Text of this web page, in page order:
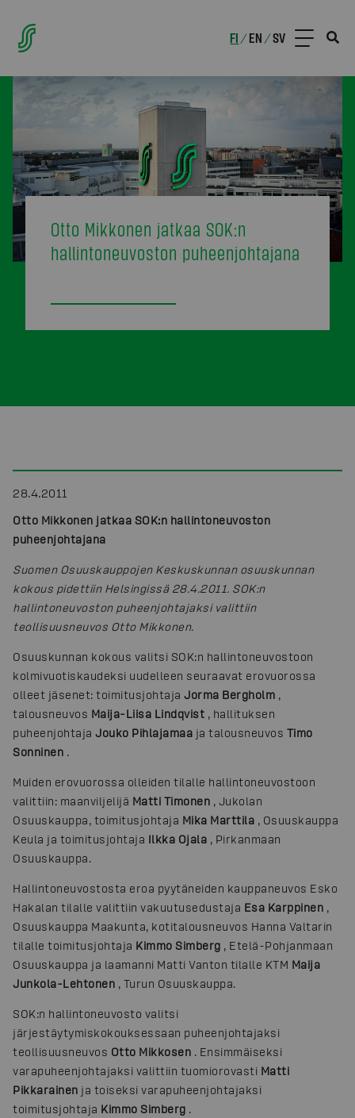
FI /EN /SV
Otto Mikkonen jatkaa SOK:n
hallintoneuvoston puheenjohtajana
28.4.2011
Otto Mikkonen jatkaa SOK:n hallintoneuvoston
puheenjohtajana
Suomen Osuuskauppojen Keskuskunnan osuuskunnan
kokous pidettiin Helsingissä 28.4.2011. SOK:n
hallintoneuvoston puheenjohtajaksi valittiin
teollisuusneuvos Otto Mikkonen.
Osuuskunnan kokous valitsi SOK:n hallintoneuvostoon
kolmivuotiskaudeksi uudelleen seuraavat erovuorossa
olleet jäsenet: toimitusjohtaja Jorma Bergholm ,
talousneuvos Maija-Liisa Lindqvist , hallituksen
puheenjohtaja Jouko Pihlajamaa ja talousneuvos Timo
Sonninen .
Muiden erovuorossa olleiden tilalle hallintoneuvostoon
valittiin: maanviljelijä Matti Timonen , Jukolan
Osuuskauppa, toimitusjohtaja Mika Marttila , Osuuskauppa
Keula ja toimitusjohtaja Ilkka Ojala , Pirkanmaan
Osuuskauppa.
Hallintoneuvostosta eroa pyytäneiden kauppaneuvos Esko
Hakalan tilalle valittiin vakuutusedustaja Esa Karppinen ,
Osuuskauppa Maakunta, kotitalousneuvos Hanna Valtarin
tilalle toimitusjohtaja Kimmo Simberg , Etelä-Pohjanmaan
Osuuskauppa ja laamanni Matti Vanton tilalle KTM Maija
Junkola-Lehtonen , Turun Osuuskauppa.
SOK:n hallintoneuvosto valitsi
järjestäytymiskokouksessaan puheenjohtajaksi
teollisuusneuvos Otto Mikkosen . Ensimmäiseksi
varapuheenjohtajaksi valittiin tuomiorovasti Matti
Pikkarainen ja toiseksi varapuheenjohtajaksi
toimitusjohtaja Kimmo Simberg .